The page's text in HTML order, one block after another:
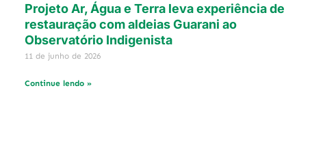
Projeto Ar, Água e Terra leva experiência de
restauração com aldeias Guarani ao
Observatório Indigenista
11 de junho de 2026
Continue lendo »